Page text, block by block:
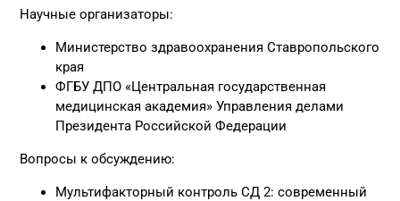
Научные организаторы:
Министерство здравоохранения Ставропольского
края
ФГБУ ДПО «Центральная государственная
медицинская академия» Управления делами
Президента Российской Федерации
Вопросы к обсуждению:
Мультифакторный контроль СД 2: современный